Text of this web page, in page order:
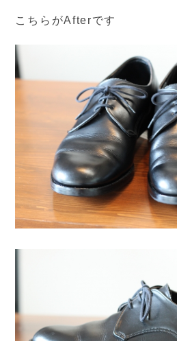
こちらがAfterです